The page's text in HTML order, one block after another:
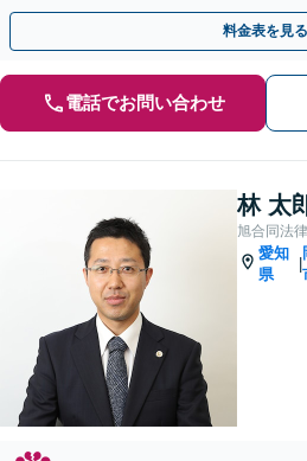
能】
料金表を見る
電話でお問い合わせ
林 太
旭合同法
愛知
県
|